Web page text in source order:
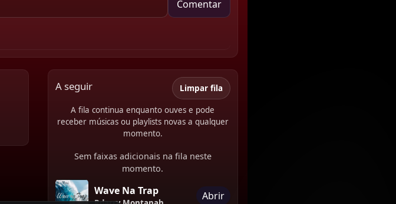
Comentar
A seguir Limpar fila
A fila continua enquanto ouves e pode
receber músicas ou playlists novas a qualquer
momento.
Sem faixas adicionais na fila neste
momento.
Wave Na Trap Abrir